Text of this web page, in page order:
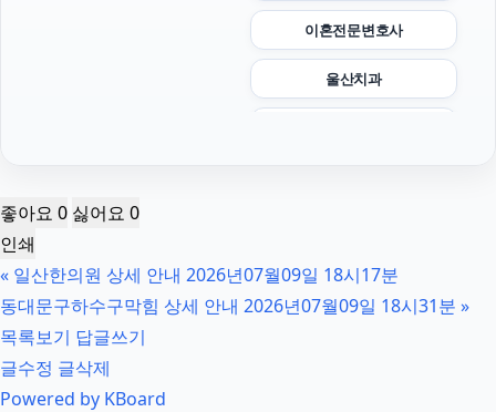
이혼전문변호사
울산치과
항암요양병원
서초이혼전문변호사
좋아요 0 싫어요 0
인쇄
« 일산한의원 상세 안내 2026년07월09일 18시17분
동대문구하수구막힘 상세 안내 2026년07월09일 18시31분 »
목록보기 답글쓰기
글수정 글삭제
Powered by KBoard